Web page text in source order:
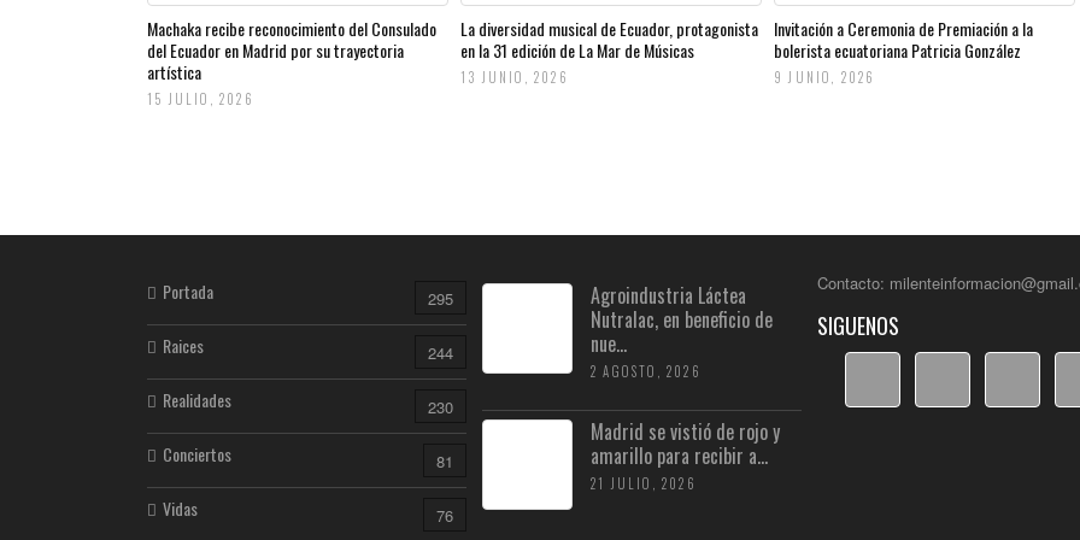
Machaka recibe reconocimiento del Consulado
del Ecuador en Madrid por su trayectoria
artística
15 JULIO, 2026
La diversidad musical de Ecuador, protagonista
en la 31 edición de La Mar de Músicas
13 JUNIO, 2026
Invitación a Ceremonia de Premiación a la
bolerista ecuatoriana Patricia González
9 JUNIO, 2026
Portada 295
Raices 244
Realidades 230
Conciertos 81
Vidas 76
Agroindustria Láctea
Nutralac, en beneficio de
nue...
2 AGOSTO, 2026
Madrid se vistió de rojo y
amarillo para recibir a...
21 JULIO, 2026
Contacto:
SIGUENOS